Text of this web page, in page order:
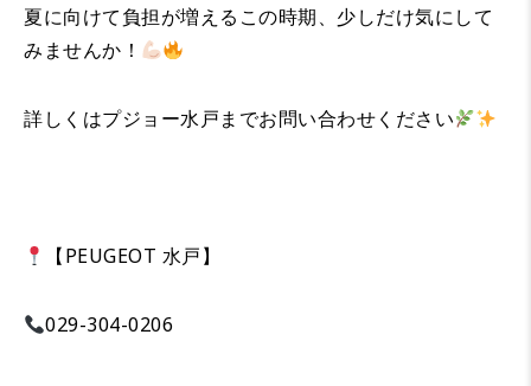
夏に向けて負担が増えるこの時期、少しだけ気にして
みませんか！
詳しくはプジョー水戸までお問い合わせください
【PEUGEOT 水戸】
029-304-0206